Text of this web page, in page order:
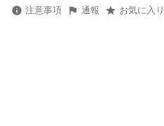
注意事項 通報 お気に入り